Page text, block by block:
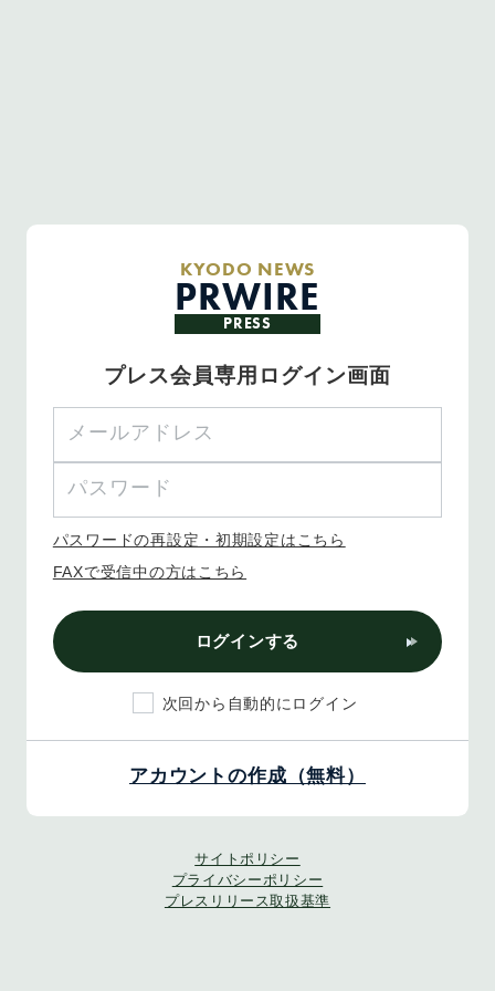
KYODO NEWS
PRWIRE
PRESS
プレス会員専用ログイン画面
パスワードの再設定・初期設定はこちら
FAXで受信中の方はこちら
ログインする
次回から自動的にログイン
アカウントの作成（無料）
サイトポリシー
プライバシーポリシー
プレスリリース取扱基準